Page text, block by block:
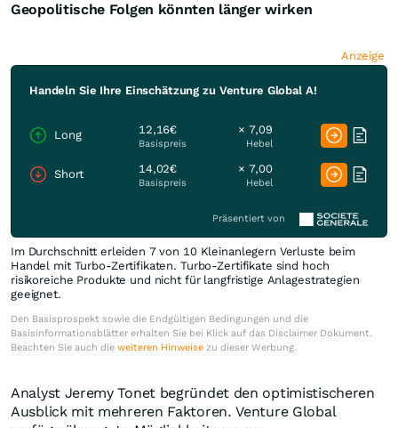
Geopolitische Folgen könnten länger wirken
Anzeige
Handeln Sie Ihre Einschätzung zu Venture Global A!
Long 12,16€
Basispreis
× 7,09
Hebel
Short 14,02€
Basispreis
× 7,00
Hebel
Präsentiert von
Im Durchschnitt erleiden 7 von 10 Kleinanlegern Verluste beim
Handel mit Turbo-Zertifikaten. Turbo-Zertifikate sind hoch
risikoreiche Produkte und nicht für langfristige Anlagestrategien
geeignet.
Den Basisprospekt sowie die Endgültigen Bedingungen und die
Basisinformationsblätter erhalten Sie bei Klick auf das Disclaimer Dokument.
Beachten Sie auch die weiteren Hinweise zu dieser Werbung.
Analyst Jeremy Tonet begründet den optimistischeren
Ausblick mit mehreren Faktoren. Venture Global